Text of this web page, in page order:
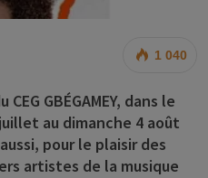
1 040
GBÉGAMEY, dans le
au dimanche 4 août
pour le plaisir des
artistes de la musique